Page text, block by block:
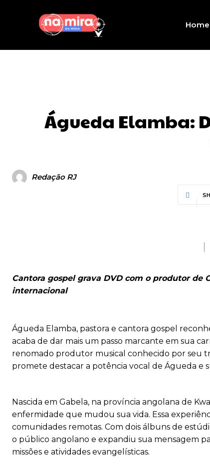
Home
Águeda Elamba:
Redação RJ
Cantora gospel grava DVD com o produtor de
internacional
Águeda Elamba, pastora e cantora gospel
acaba de dar mais um passo marcante em sua
renomado produtor musical conhecido por seu
promete destacar a potência vocal de Águeda e
Nascida em Gabela, na província angolana de
enfermidade que mudou sua vida. Essa
comunidades remotas. Com dois álbuns de
o público angolano e expandiu sua mensagem
missões e atividades evangelísticas.